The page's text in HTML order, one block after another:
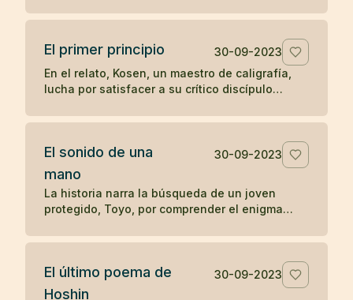
en contraposición a la mera acumulación de
de este relato, se subraya el valor del auto-
conocimiento personal sobre la enseñanza
erudita y superficial.
El primer principio
30-09-2023
En el relato, Kosen, un maestro de caligrafía,
lucha por satisfacer a su crítico discípulo
principio" que se tallará en la puerta del templo
una ausencia momentánea del discípulo para
finalmente crear una obra maestra. El relato
ilustra cómo la espontaneidad y la liberación
de juicios externos pueden conducir a la
creativa.
El sonido de una
mano
30-09-2023
La historia narra la búsqueda de un joven
protegido, Toyo, por comprender el enigma
sonido de una mano. A través de la meditación
mundanos, Toyo finalmente llega a la
realización del sonido insonoro, simbolizando
El último poema de
Hoshin
30-09-2023